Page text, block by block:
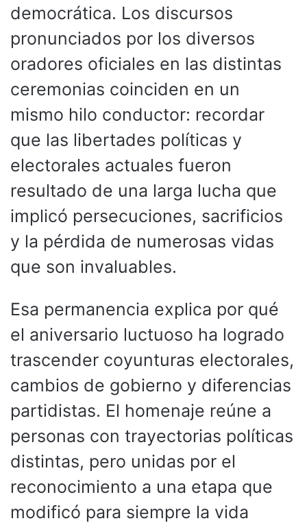
democrática. Los discursos
pronunciados por los diversos
oradores oficiales en las distintas
ceremonias coinciden en un
mismo hilo conductor: recordar
que las libertades políticas y
electorales actuales fueron
resultado de una larga lucha que
implicó persecuciones, sacrificios
y la pérdida de numerosas vidas
que son invaluables.
Esa permanencia explica por qué
el aniversario luctuoso ha logrado
trascender coyunturas electorales,
cambios de gobierno y diferencias
partidistas. El homenaje reúne a
personas con trayectorias políticas
distintas, pero unidas por el
reconocimiento a una etapa que
modificó para siempre la vida